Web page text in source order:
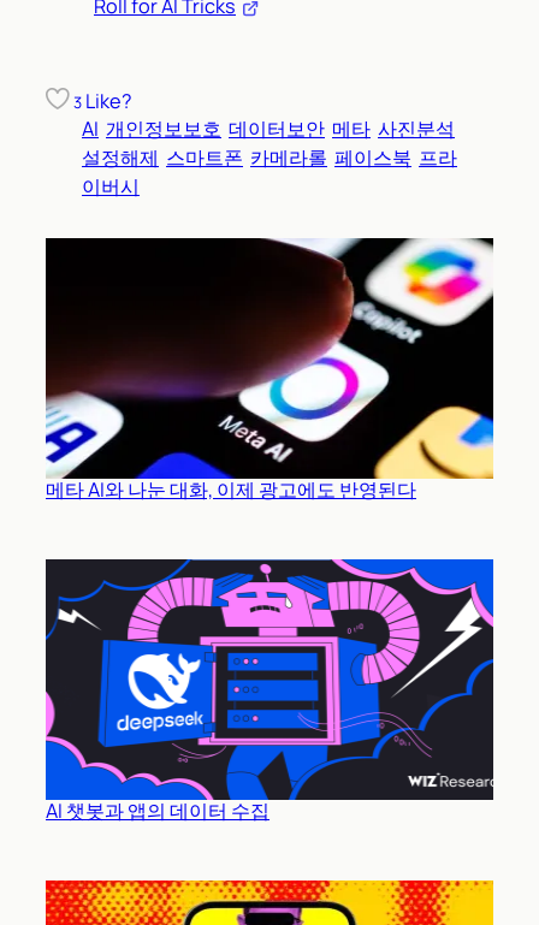
Roll for AI Tricks
3 Like?
AI 개인정보보호 데이터보안 메타 사진분석
설정해제 스마트폰 카메라롤 페이스북 프라
이버시
메타 AI와 나눈 대화, 이제 광고에도 반영된다
AI 챗봇과 앱의 데이터 수집